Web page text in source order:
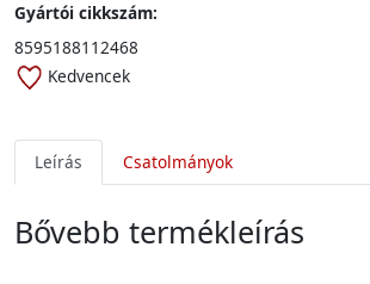
Gyártói cikkszám:
8595188112468
Kedvencek
Leírás Csatolmányok
Bővebb termékleírás